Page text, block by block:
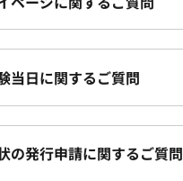
当日に関するご質問
の発行申請に関するご質問